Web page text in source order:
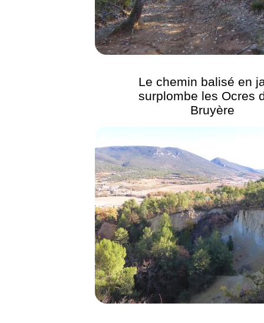
Le chemin balisé en
surplombe les Ocres
Bruyère